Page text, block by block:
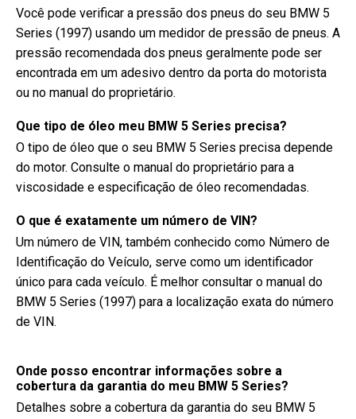
Você pode verificar a pressão dos pneus do seu BMW 5
Series (1997) usando um medidor de pressão de pneus. A
pressão recomendada dos pneus geralmente pode ser
encontrada em um adesivo dentro da porta do motorista
ou no manual do proprietário.
Que tipo de óleo meu BMW 5 Series precisa?
O tipo de óleo que o seu BMW 5 Series precisa depende
do motor. Consulte o manual do proprietário para a
viscosidade e especificação de óleo recomendadas.
O que é exatamente um número de VIN?
Um número de VIN, também conhecido como Número de
Identificação do Veículo, serve como um identificador
único para cada veículo. É melhor consultar o manual do
BMW 5 Series (1997) para a localização exata do número
de VIN.
Onde posso encontrar informações sobre a
cobertura da garantia do meu BMW 5 Series?
Detalhes sobre a cobertura da garantia do seu BMW 5